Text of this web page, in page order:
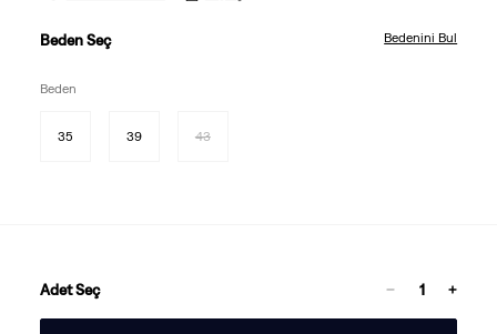
Beden Seç Bedenini Bul
Beden
35 39 43
Adet Seç